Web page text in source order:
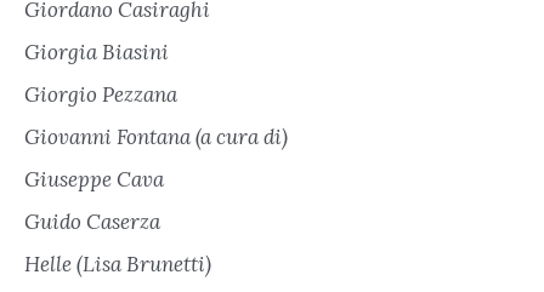
Giordano Casiraghi
Giorgia Biasini
Giorgio Pezzana
Giovanni Fontana (a cura di)
Giuseppe Cava
Guido Caserza
Helle (Lisa Brunetti)